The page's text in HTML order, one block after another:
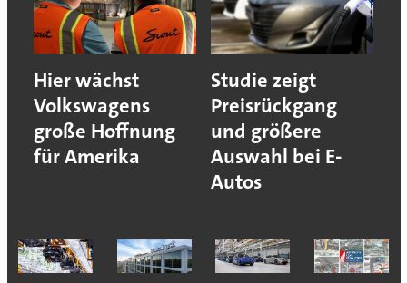
Hier wächst
Volkswagens
große Hoffnung
für Amerika
Studie zeigt
Preisrückgang
und größere
Auswahl bei E-
Autos